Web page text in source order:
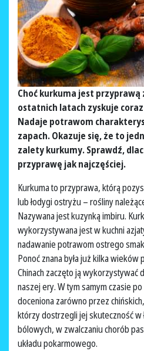
Choć kurkuma jest
ostatnich latach zyskuje
Nadaje potrawom
zapach. Okazuje się, że to
zalety kurkumy. Sprawdź,
przyprawę jak najczęściej.
Kurkuma to przyprawa, którą
lub łodygi ostryżu – rośliny
Nazywana jest kuzynką imbiru.
wykorzystywana jest w kuchni
nadawanie potrawom ostrego
Ponoć znana była już kilka
Chinach zaczęto ją
naszej ery. W tym samym czasie
doceniona zarówno przez
którzy dostrzegli jej skuteczność
bólowych, w zwalczaniu chorób
układu pokarmowego.